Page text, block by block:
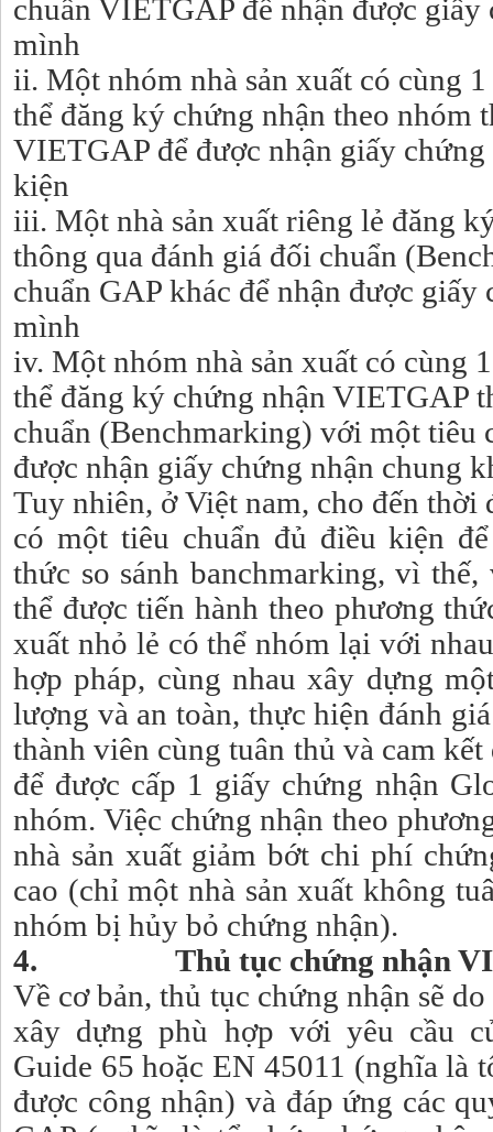
chuẩn VIETGAP để nhận được giấy
mình
ii. Một nhóm nhà sản xuất có cùng
thể đăng ký chứng nhận theo nhóm
VIETGAP để được nhận giấy
kiện
iii. Một nhà sản xuất riêng lẻ đăng
thông qua đánh giá đối chuẩn
chuẩn GAP khác để nhận được giấy
mình
iv. Một nhóm nhà sản xuất có cùng
thể đăng ký chứng nhận VIETGAP
chuẩn (Benchmarking) với một tiêu
được nhận giấy chứng nhận chung
Tuy nhiên, ở Việt nam, cho đến thời
có một tiêu chuẩn đủ điều kiện
thức so sánh banchmarking, vì
thể được tiến hành theo phương
xuất nhỏ lẻ có thể nhóm lại với
hợp pháp, cùng nhau xây dựng
lượng và an toàn, thực hiện đánh
thành viên cùng tuân thủ và cam
để được cấp 1 giấy chứng nhận
nhóm. Việc chứng nhận theo
nhà sản xuất giảm bớt chi phí
cao (chỉ một nhà sản xuất không
nhóm bị hủy bỏ chứng nhận).
4. Thủ tục chứng nhận
Về cơ bản, thủ tục chứng nhận sẽ
xây dựng phù hợp với yêu cầu
Guide 65 hoặc EN 45011 (nghĩa là
được công nhận) và đáp ứng các